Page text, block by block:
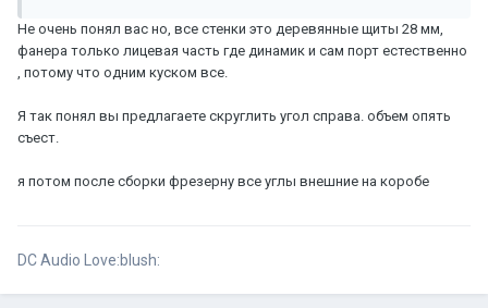
Не очень понял вас но, все стенки это деревянные щиты 28 мм,
фанера только лицевая часть где динамик и сам порт естественно
, потому что одним куском все.
Я так понял вы предлагаете скруглить угол справа. объем опять
съест.
я потом после сборки фрезерну все углы внешние на коробе
DC Audio Love:blush: